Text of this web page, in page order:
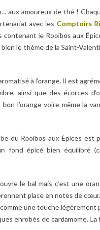
aux amoureux de thé !
avec les Comptoirs
contenant le Rooibos aux
le thème de la Saint-
à l’orange. Il est
ainsi que des écorces
l’orange voire même la
du Rooibos aux Épices est
fond épicé bien équilibré
ouvre le bal mais c’est une
place en notes de
une touche
enrobés de cardamome.